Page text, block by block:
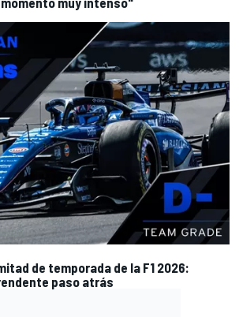
de temporada de la F1 2026:
paso atrás